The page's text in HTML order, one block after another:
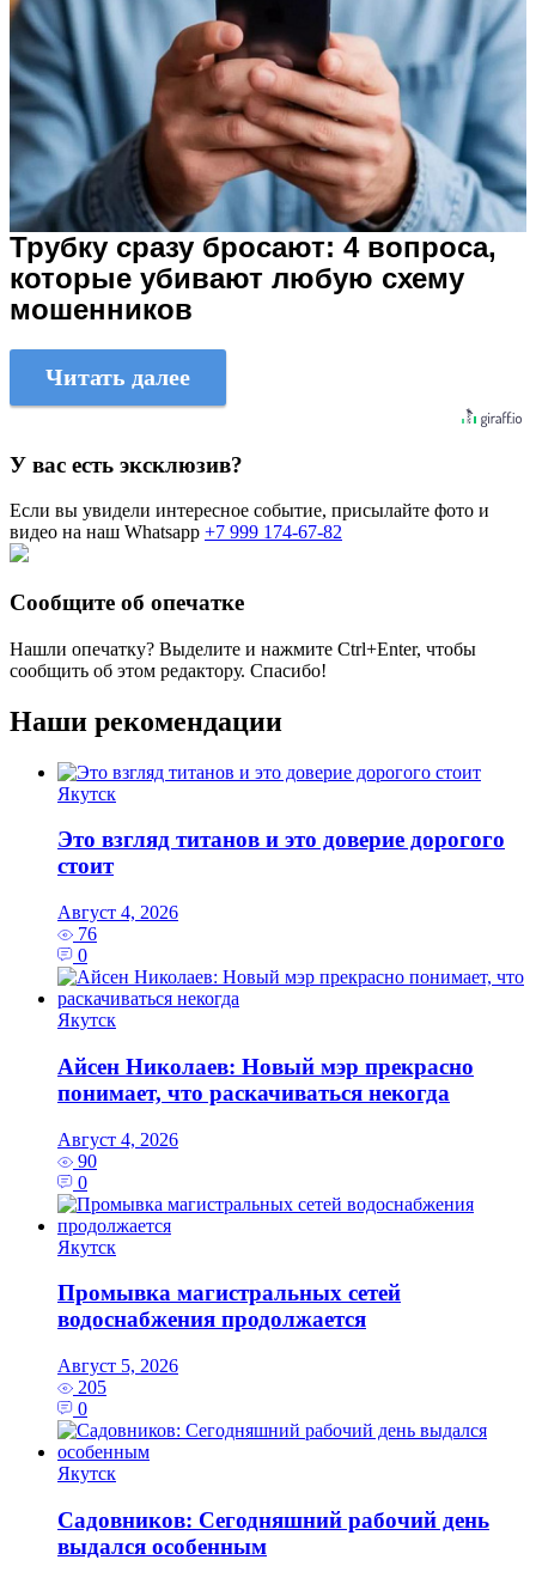
Трубку сразу бросают: 4 вопроса,
которые убивают любую схему
мошенников
Читать далее
У вас есть эксклюзив?
Если вы увидели интересное событие, присылайте фото и
видео на наш Whatsapp +7 999 174-67-82
Сообщите об опечатке
Нашли опечатку? Выделите и нажмите Ctrl+Enter, чтобы
сообщить об этом редактору. Спасибо!
Наши рекомендации
Якутск
Это взгляд титанов и это доверие дорогого
стоит
Август 4, 2026
76
0
Якутск
Айсен Николаев: Новый мэр прекрасно
понимает, что раскачиваться некогда
Август 4, 2026
90
0
Якутск
Промывка магистральных сетей
водоснабжения продолжается
Август 5, 2026
205
0
Якутск
Садовников: Сегодняшний рабочий день
выдался особенным